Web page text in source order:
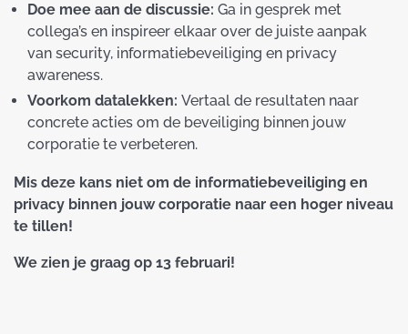
Doe mee aan de discussie: Ga in gesprek met
collega’s en inspireer elkaar over de juiste aanpak
van security, informatiebeveiliging en privacy
awareness.
Voorkom datalekken: Vertaal de resultaten naar
concrete acties om de beveiliging binnen jouw
corporatie te verbeteren.
Mis deze kans niet om de informatiebeveiliging en
privacy binnen jouw corporatie naar een hoger niveau
te tillen!
We zien je graag op 13 februari!